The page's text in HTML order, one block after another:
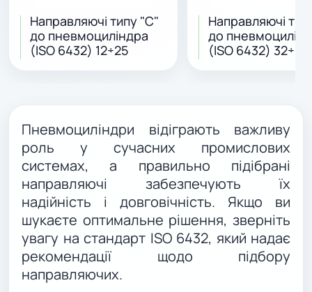
Направляючі типу "C"
до пневмоциліндра
(ISO 6432) 12÷25
Направляючі
до
(ISO 6432) 32÷63
Пневмоциліндри відіграють важливу
роль у сучасних промислових
системах, а правильно підібрані
направляючі забезпечують їх
надійність і довговічність. Якщо ви
шукаєте оптимальне рішення, зверніть
увагу на стандарт ISO 6432, який надає
рекомендації щодо підбору
направляючих.